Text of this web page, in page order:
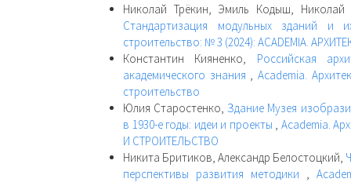
Николай Трёкин, Эмиль Кодыш, Николай
Стандартизация модульных зданий и
строительство: № 3 (2024): ACADEMIA.
Константин Кияненко, Российская
академического знания
,Academia.
строительство
Юлия Старостенко,Здание Музея
в 1930-е годы: идеи и проекты
Academia.
И СТРОИТЕЛЬСТВО
Никита Бритиков, Александр Белостоцкий,
перспективы развития методики